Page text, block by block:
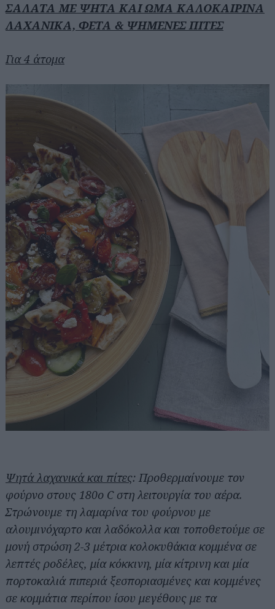
ΣΑΛΑΤΑ ΜΕ ΨΗΤΑ ΚΑΙ ΩΜΑ ΚΑΛΟΚΑΙΡΙΝΑ
ΛΑΧΑΝΙΚΑ, ΦΕΤΑ & ΨΗΜΕΝΕΣ ΠΙΤΕΣ
Για 4 άτομα
Ψητά λαχανικά και πίτες: Προθερμαίνουμε τον
φούρνο στους 180ο C στη λειτουργία του αέρα.
Στρώνουμε τη λαμαρίνα του φούρνου με
αλουμινόχαρτο και λαδόκολλα και τοποθετούμε σε
μονή στρώση 2-3 μέτρια κολοκυθάκια κομμένα σε
λεπτές ροδέλες, μία κόκκινη, μία κίτρινη και μία
πορτοκαλιά πιπεριά ξεσποριασμένες και κομμένες
σε κομμάτια περίπου ίσου μεγέθους με τα